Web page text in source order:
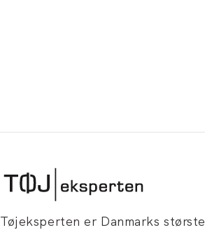
Tøjeksperten er Danmarks største